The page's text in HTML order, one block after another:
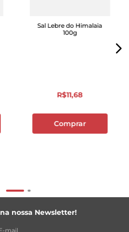
Sal Lebre do Himalaia
100g
R$11,68
Comprar
nossa Newsletter!